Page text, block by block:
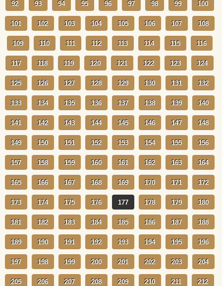
92 93 94 95 96 97 98 99 100
101 102 103 104 105 106 107 108
109 110 111 112 113 114 115 116
117 118 119 120 121 122 123 124
125 126 127 128 129 130 131 132
133 134 135 136 137 138 139 140
141 142 143 144 145 146 147 148
149 150 151 152 153 154 155 156
157 158 159 160 161 162 163 164
165 166 167 168 169 170 171 172
173 174 175 176 177 178 179 180
181 182 183 184 185 186 187 188
189 190 191 192 193 194 195 196
197 198 199 200 201 202 203 204
205 206 207 208 209 210 211 212